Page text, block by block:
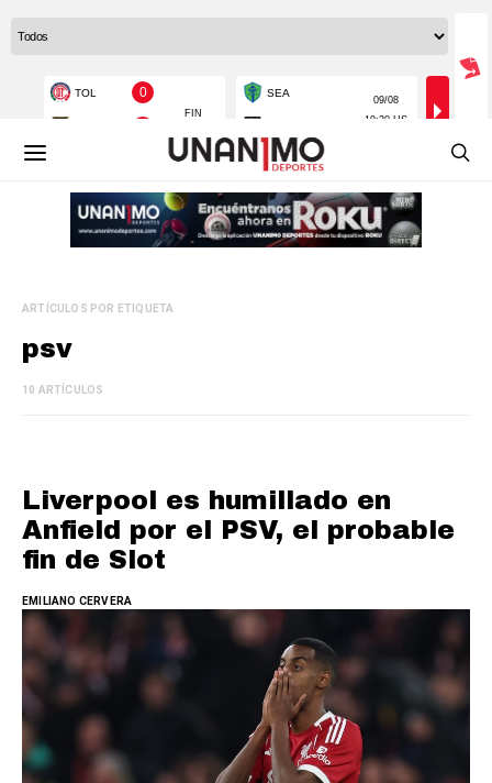
ARTÍCULOS POR ETIQUETA
psv
10 ARTÍCULOS
Liverpool es humillado en
Anfield por el PSV, el probable
fin de Slot
EMILIANO CERVERA